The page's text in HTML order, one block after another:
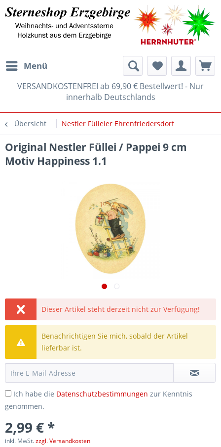
Menü
VERSANDKOSTENFREI ab 69,90 € Bestellwert! - Nur
innerhalb Deutschlands
Übersicht Nestler Fülleier Ehrenfriedersdorf
Original Nestler Füllei / Pappei 9 cm
Motiv Happiness 1.1
Dieser Artikel steht derzeit nicht zur Verfügung!
Benachrichtigen Sie mich, sobald der Artikel
lieferbar ist.
Ich habe die Datenschutzbestimmungen zur Kenntnis
genommen.
2,99 € *
inkl. MwSt.zzgl. Versandkosten